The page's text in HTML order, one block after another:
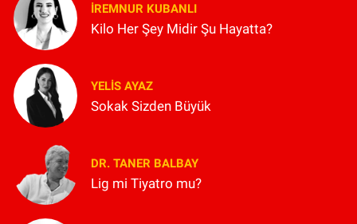
İREMNUR KUBANLI
Kilo Her Şey Midir Şu Hayatta?
YELIS AYAZ
Sokak Sizden Büyük
DR. TANER BALBAY
Lig mi Tiyatro mu?